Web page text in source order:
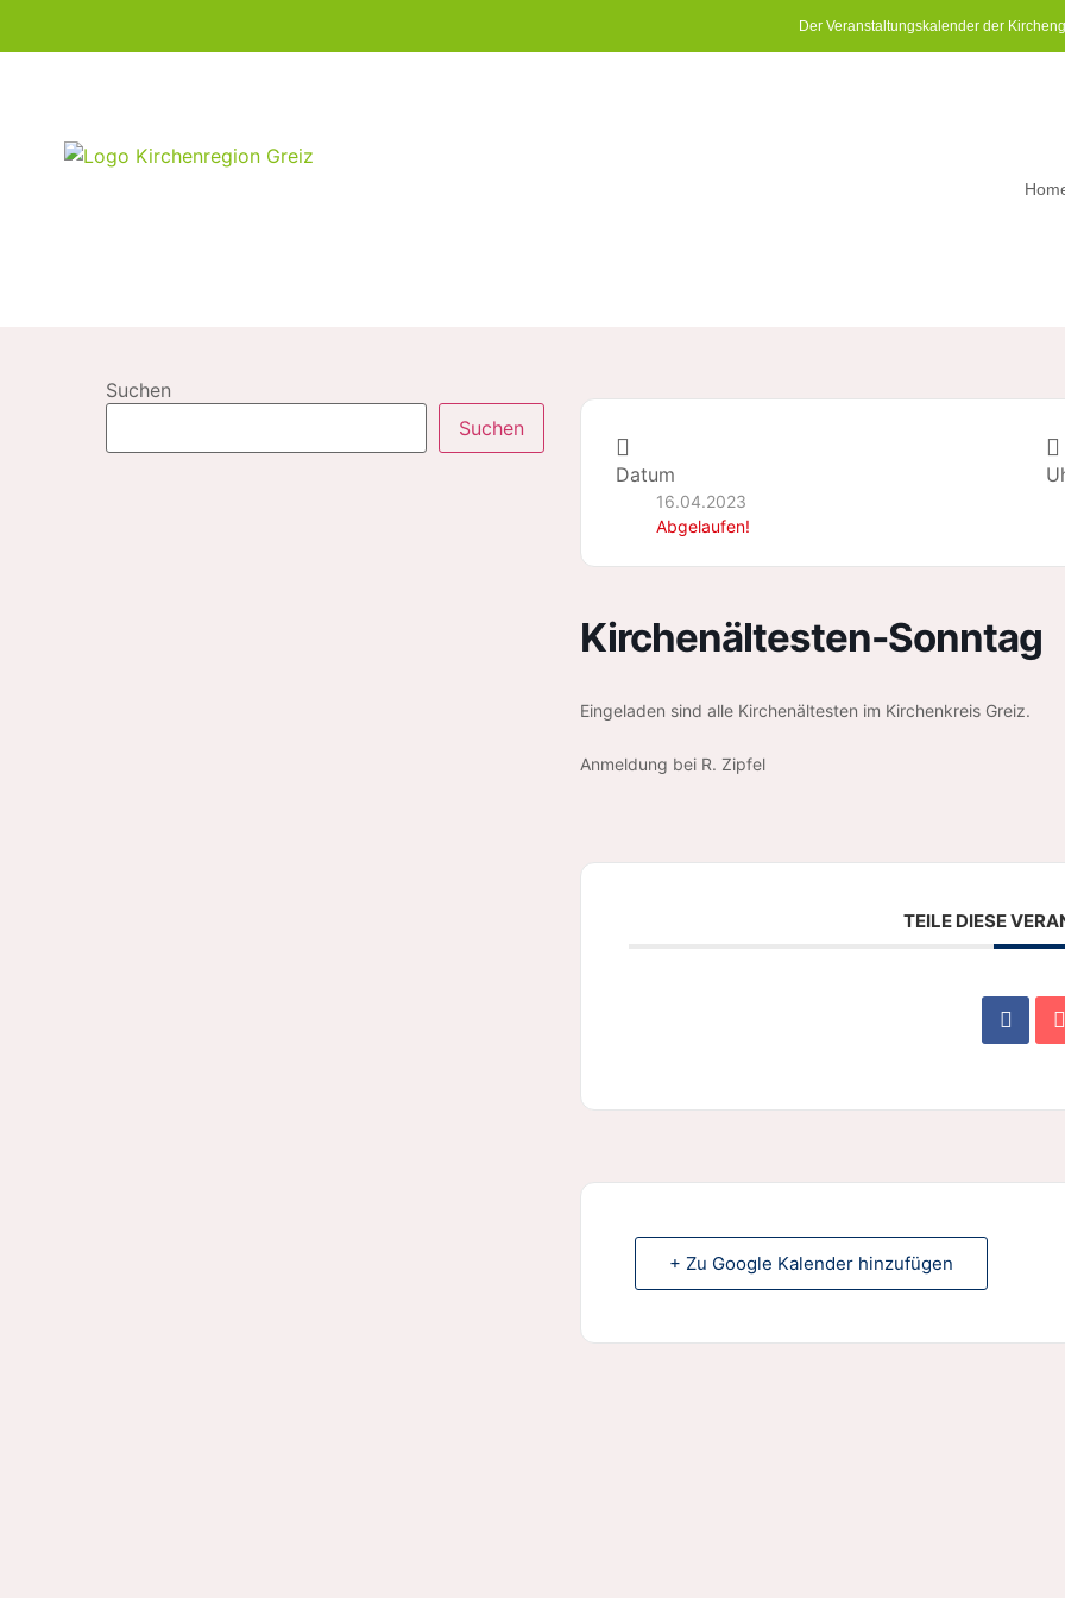
Der Veranstaltungskalender der
Suchen
Suchen
Datum
16.04.2023
Abgelaufen!
Kirchenältesten-Sonntag
Eingeladen sind alle Kirchenältesten im Kirchenkreis Greiz.
Anmeldung bei R. Zipfel
TEILE DIESE
+ Zu Google Kalender hinzufügen